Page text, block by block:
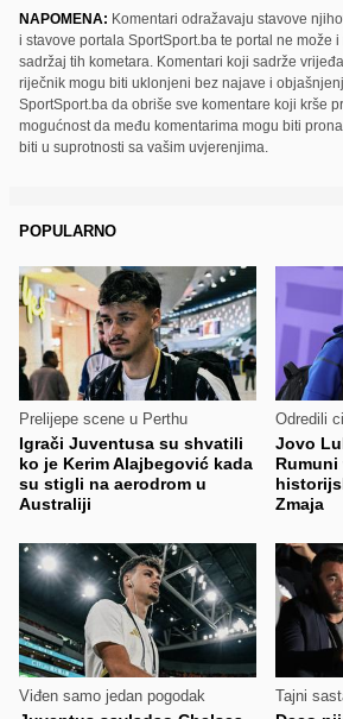
NAPOMENA: Komentari odražavaju stavove
i stavove portala SportSport.ba te portal ne može
sadržaj tih kometara. Komentari koji sadrže
riječnik mogu biti uklonjeni bez najave i
SportSport.ba da obriše sve komentare koji krše
mogućnost da među komentarima mogu biti
biti u suprotnosti sa vašim uvjerenjima.
POPULARNO
Prelijepe scene u Perthu
Igrači Juventusa su shvatili
ko je Kerim Alajbegović kada
su stigli na aerodrom u
Australiji
Odredili
Jovo
Zmaja
Viđen samo jedan pogodak Tajni